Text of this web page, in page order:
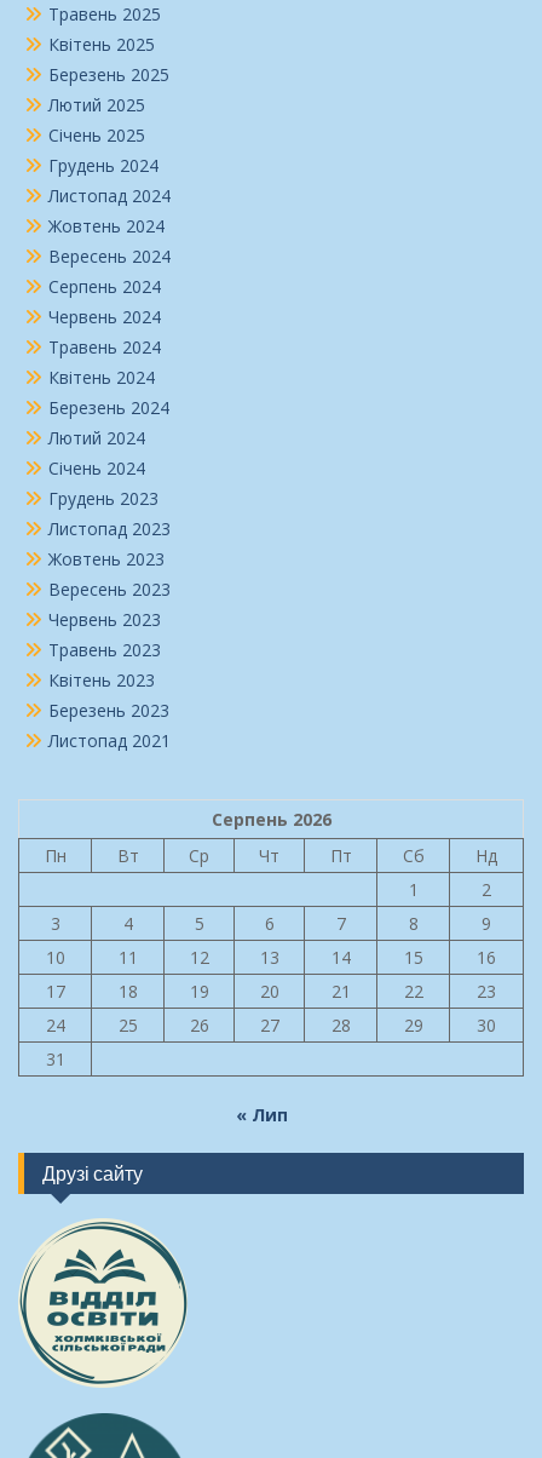
Травень 2025
Квітень 2025
Березень 2025
Лютий 2025
Січень 2025
Грудень 2024
Листопад 2024
Жовтень 2024
Вересень 2024
Серпень 2024
Червень 2024
Травень 2024
Квітень 2024
Березень 2024
Лютий 2024
Січень 2024
Грудень 2023
Листопад 2023
Жовтень 2023
Вересень 2023
Червень 2023
Травень 2023
Квітень 2023
Березень 2023
Листопад 2021
Серпень 2026
Пн
Вт Ср Чт Пт Сб
Нд
1
2
3
4 5 6 7 8
9
10
11 12 13 14 15
16
17
18 19 20 21 22
23
24
25 26 27 28 29
30
31
« Лип
Друзі сайту